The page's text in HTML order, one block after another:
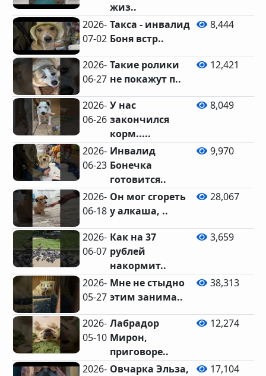
жиз..
2026-
07-02
Такса - инвалид
Боня встр..
8,444
2026-
06-27
Такие ролики
не покажут п..
12,421
2026-
06-26
У нас
закончился
корм.....
8,049
2026-
06-23
Инвалид
Бонечка
готовится..
9,970
2026-
06-18
Он мог сгореть
у алкаша, ..
28,067
2026-
06-07
Как на 37
рублей
накормит..
3,659
2026-
05-27
Мне не стыдно
этим занима..
38,313
2026-
05-10
Лабрадор
Мирон,
приговоре..
12,274
2026- Овчарка Эльза,
17,104